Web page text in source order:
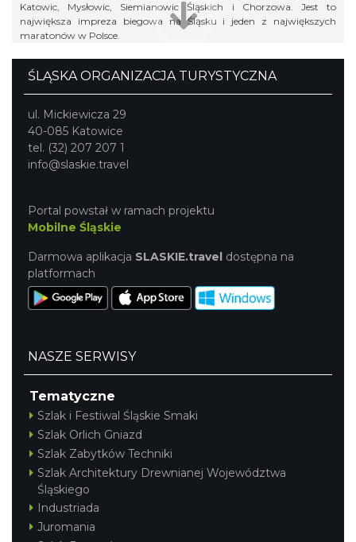
Katowic, Mysłowic, Siemianowic Śląskich i Chorzowa. Jest to
największa impreza biegowa na Śląsku i jeden z największych
maratonów w Polsce.
ŚLĄSKA ORGANIZACJA TURYSTYCZNA
ul. Mickiewicza 29
40-085 Katowice
tel. (32) 207 207 1
info@slaskie.travel
Portal powstał w ramach projektu
Mobilne Śląskie
Darmowa aplikacja SLASKIE.travel dostępna na
platformach
NASZE SERWISY
Tematyczne
Szlak i Festiwal Śląskie Smaki
Szlak Orlich Gniazd
Szlak Zabytków Techniki
Szlak Architektury Drewnianej Województwa
Śląskiego
Industriada
Juromania